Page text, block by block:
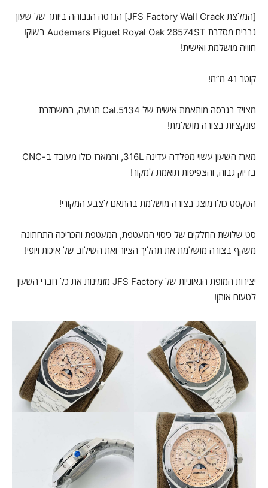
[המלצת JFS Factory Wall Crack] הגרסה הגבוהה ביותר של שעון
גברים מסדרת Audemars Piguet Royal Oak 26574ST בשוק!
חוויה מושלמת ואישית!
קוטר 41 מ”מ!
מצויד בגרסה מותאמת אישית של Cal.5134 תנועה, המשחזרת
פונקציות בצורה מושלמת!
מארז השעון עשוי מפלדה עדינה 316L, והמארז כולו מעובד ב-CNC
בדיוק גבוה, והצפיפות תואמת למקור!
הטקסט כולו מוצג בצורה מושלמת בהתאם לצבע המקורי!
סט שלושת החלקים של כיסוי המעטפת, המעטפת והכריכה התחתונה
משקף בצורה מושלמת את תהליך הציור ואת השילוב של איכות ויופי!
יצירות המופת הגאוניות של JFS Factory מזמינות את כל חברי השעון
לטעום אותן!